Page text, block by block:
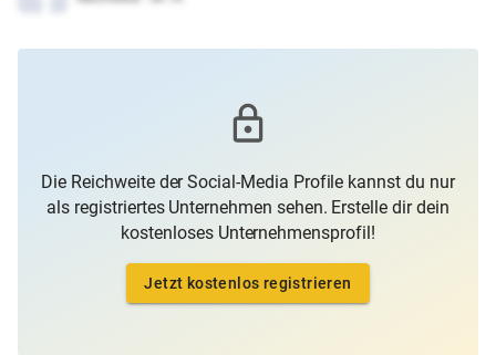
Die Reichweite der Social-Media Profile kannst du nur
als registriertes Unternehmen sehen. Erstelle dir dein
kostenloses Unternehmensprofil!
Jetzt kostenlos registrieren